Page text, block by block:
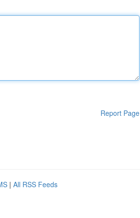
Report Page
| All RSS Feeds